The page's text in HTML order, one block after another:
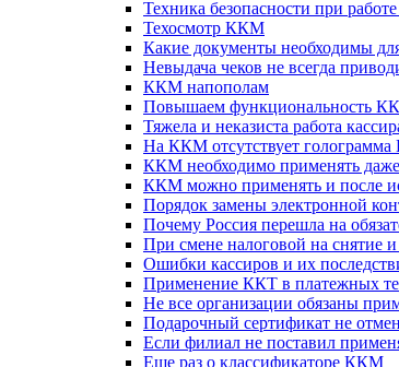
Техника безопасности при
Техосмотр ККМ
Какие документы необходимы
Невыдача чеков не всегда
ККМ напополам
Повышаем функциональность
Тяжела и неказиста работа
На ККМ отсутствует голограмма
ККМ необходимо применять
ККМ можно применять и после
Порядок замены электронной
Почему Россия перешла на
При смене налоговой на снятие
Ошибки кассиров и их
Применение ККТ в платежных
Не все организации обязаны
Подарочный сертификат не
Если филиал не поставил
Еще раз о классификаторе ККМ